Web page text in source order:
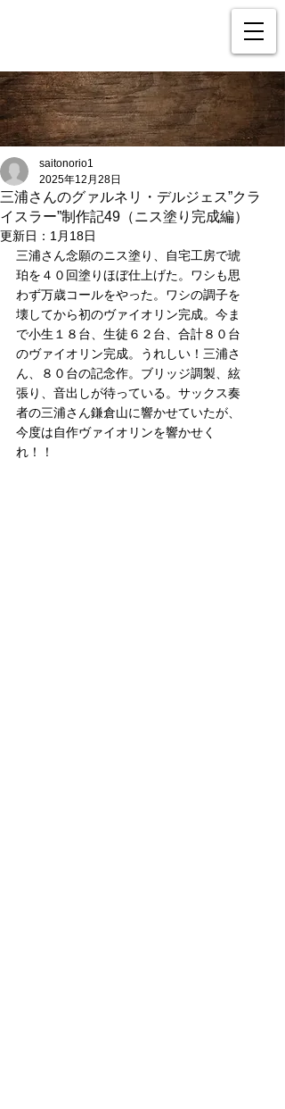
三浦さんのグァルネリ・デルジェス”クラ
イスラー”制作記49（ニス塗り完成編）
saitonorio1
2025年12月28日
更新日： 1月18日
三浦さん念願のニス塗り、自宅工房で琥
珀を４０回塗りほぼ仕上げた。ワシも思
わず万歳コールをやった。ワシの調子を
壊してから初のヴァイオリン完成。今ま
で小生１８台、生徒６２台、合計８０台
のヴァイオリン完成。うれしい！三浦さ
ん、８０台の記念作。ブリッジ調製、絃
張り、音出しが待っている。サックス奏
者の三浦さん鎌倉山に響かせていたが、
今度は自作ヴァイオリンを響かせく
れ！！